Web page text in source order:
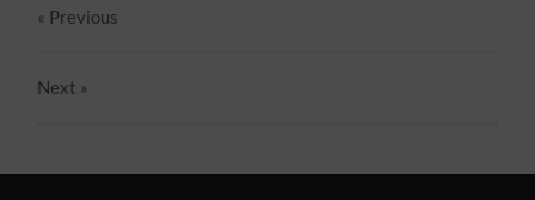
« Previous
Next »